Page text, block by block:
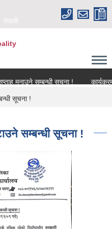
नेपाली
मनाउने सम्बन्धी सूचना ! कार्यक्रममा
सूचना !
सम्बन्धी सूचना !